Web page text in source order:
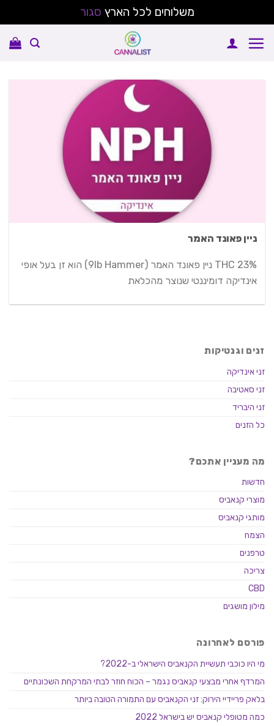
משלוחים לכל הארץ סגור
to
ניין פאונד האמר
THC 23% ניין פאונד האמר (9lb Hammer) הוא זן בעל אופי
אינדיקה דומיננטי שנוצר מהכלאת
זנים וגנטיקות
זני אינדיקה
זני סאטיבה
זני היבריד
כל הזנים
מה מעניין אתכם?
חדשות
מוצרי קנאביס
מותגי קנאביס
הצמח
טרפנים
צריכה
CBD
מילון מושגים
פורסם לאחרונה
מי היו כוכבי תעשיית הקנאביס הישראלי ב-2022?
המרדף אחרי מבצעי קנאביס נגמר – הכוח חוזר לבתי המרקחת השכונתיים
בלאק פריידיי הירוק: זני הקנאביס עם התמורה הטובה ביותר
כמה מטופלי קנאביס יש בישראל 2022